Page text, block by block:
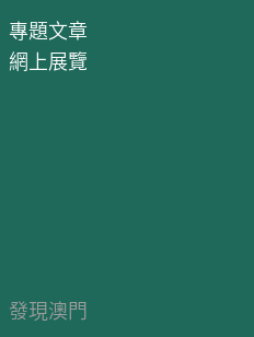
專題文章
網上展覽
發現澳門